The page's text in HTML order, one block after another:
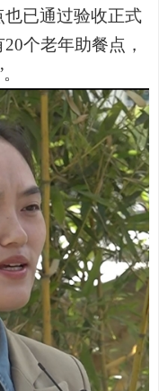
已通过验收正式
个老年助餐点，